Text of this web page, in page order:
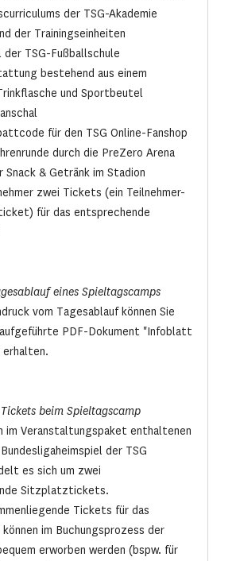
der TSG-Akademie
der Trainingseinheiten
der TSG-Fußballschule
bestehend aus einem
und Sportbeutel
für den TSG Online-Fanshop
durch die PreZero Arena
Snack & Getränk im Stadion
zwei Tickets (ein Teilnehmer-
für das entsprechende
eines Spieltagscamps
vom Tagesablauf können Sie
PDF-Dokument "Infoblatt
erhalten.
beim Spieltagscamp
im Veranstaltungspaket enthaltenen
der TSG
es sich um zwei
Sitzplatztickets.
Tickets für das
im Buchungsprozess der
erworben werden (bspw. für